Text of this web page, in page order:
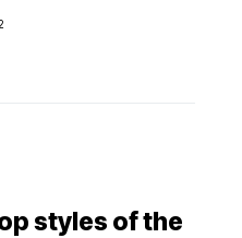
styles of the